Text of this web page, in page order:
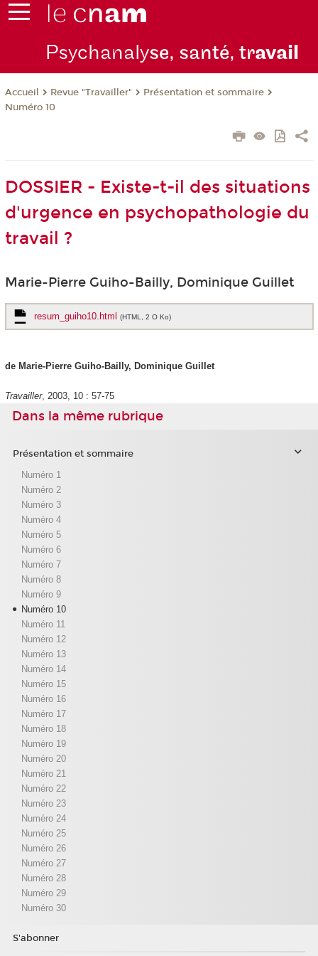
Psychanalyse, santé, travail
Accueil Revue "Travailler"
Présentation et sommaire
Numéro 10
DOSSIER - Existe-t-il des situations
d'urgence en psychopathologie du
travail ?
Marie-Pierre Guiho-Bailly, Dominique Guillet
resum_guiho10.html (HTML, 2 O Ko)
de Marie-Pierre Guiho-Bailly, Dominique Guillet
Travailler, 2003, 10 : 57-75
Dans la même rubrique
Présentation et sommaire
Numéro 1
Numéro 2
Numéro 3
Numéro 4
Numéro 5
Numéro 6
Numéro 7
Numéro 8
Numéro 9
Numéro 10
Numéro 11
Numéro 12
Numéro 13
Numéro 14
Numéro 15
Numéro 16
Numéro 17
Numéro 18
Numéro 19
Numéro 20
Numéro 21
Numéro 22
Numéro 23
Numéro 24
Numéro 25
Numéro 26
Numéro 27
Numéro 28
Numéro 29
Numéro 30
S'abonner